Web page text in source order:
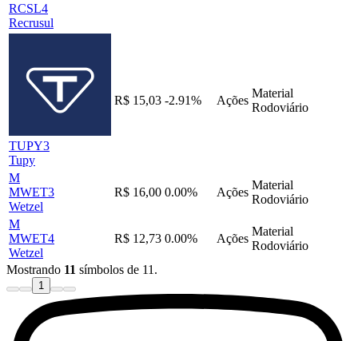
RCSL4
Recrusul
TUPY3
Tupy
R$ 15,03 -2.91% Ações
Material
Rodoviário
M
MWET3
Wetzel
R$ 16,00 0.00% Ações
Material
Rodoviário
M
MWET4
Wetzel
R$ 12,73 0.00% Ações
Material
Rodoviário
Mostrando 11 símbolos de 11.
1